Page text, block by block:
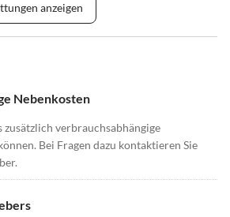
anzeigen
Nebenkosten
zusätzlich verbrauchsabhängige
Bei Fragen dazu kontaktieren Sie